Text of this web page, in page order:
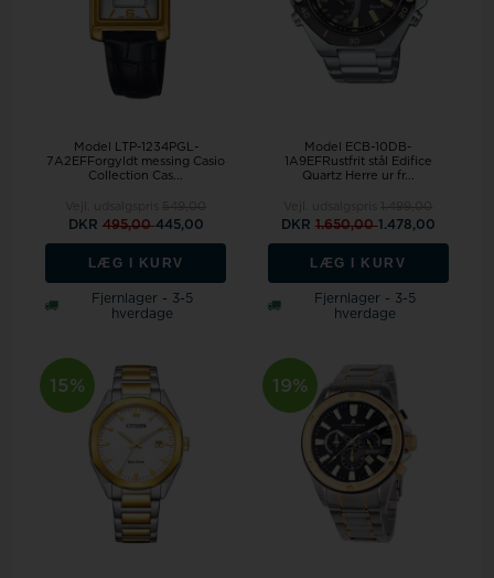
Model LTP-1234PGL-
7A2EFForgyldt messing Casio
Collection Cas...
DKR 495,00445,00
LÆG I KURV
Fjernlager - 3-5
hverdage
Model ECB-10DB-
1A9EFRustfrit stål Edifice
Quartz Herre ur fr...
DKR 1.650,001.478,00
LÆG I KURV
Fjernlager - 3-5
hverdage
15% 19%